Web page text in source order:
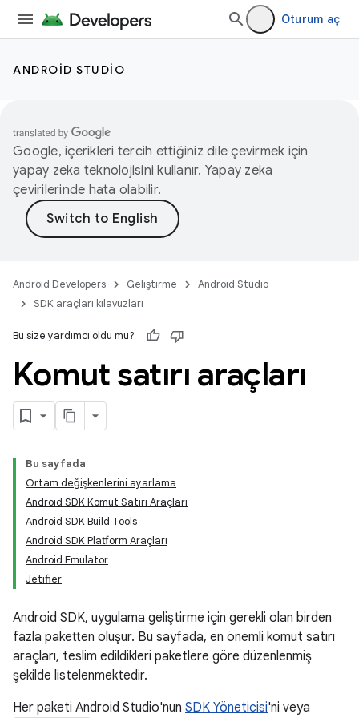
Oturum aç
ANDROID STUDIO
Google, içerikleri tercih ettiğiniz dile çevirmek için
yapay zeka teknolojisini kullanır. Yapay zeka
çevirilerinde hata olabilir.
Android Developers Geliştirme
Android Studio
SDK araçları kılavuzları
Bu size yardımcı oldu mu?
Komut satırı araçları
Bu sayfada
Ortam değişkenlerini ayarlama
Android SDK Komut Satırı Araçları
Android SDK Build Tools
Android SDK Platform Araçları
Android Emulator
Jetifier
Android SDK, uygulama geliştirme için gerekli olan birden
fazla paketten oluşur. Bu sayfada, en önemli komut satırı
araçları, teslim edildikleri paketlere göre düzenlenmiş
şekilde listelenmektedir.
Her paketi Android Studio'nun SDK Yöneticisi'ni veya